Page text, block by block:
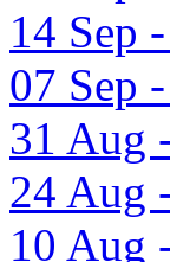
14 Sep
07 Sep
31 Aug
24 Aug
10 Aug